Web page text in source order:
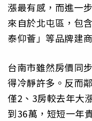
漲最有感，而進一
來自於北屯區，包
泰仰薈」等品牌建
台南市雖然房價同
得冷靜許多。反而
僅2、3房較去年大
到36萬，短短一年